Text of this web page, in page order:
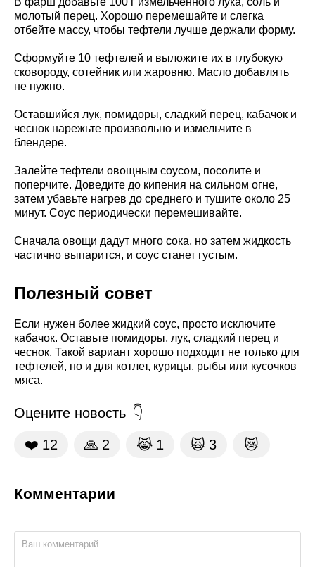
молотый перец. Хорошо перемешайте и слегка
отбейте массу, чтобы тефтели лучше держали форму.
Сформуйте 10 тефтелей и выложите их в глубокую
сковороду, сотейник или жаровню. Масло добавлять
не нужно.
Оставшийся лук, помидоры, сладкий перец, кабачок и
чеснок нарежьте произвольно и измельчите в
блендере.
Залейте тефтели овощным соусом, посолите и
поперчите. Доведите до кипения на сильном огне,
затем убавьте нагрев до среднего и тушите около 25
минут. Соус периодически перемешивайте.
Сначала овощи дадут много сока, но затем жидкость
частично выпарится, и соус станет густым.
Полезный совет
Если нужен более жидкий соус, просто исключите
кабачок. Оставьте помидоры, лук, сладкий перец и
чеснок. Такой вариант хорошо подходит не только для
тефтелей, но и для котлет, курицы, рыбы или кусочков
мяса.
Оцените новость
❤️ 12 🙏 2 😹 1 🙀 3 😿
Комментарии